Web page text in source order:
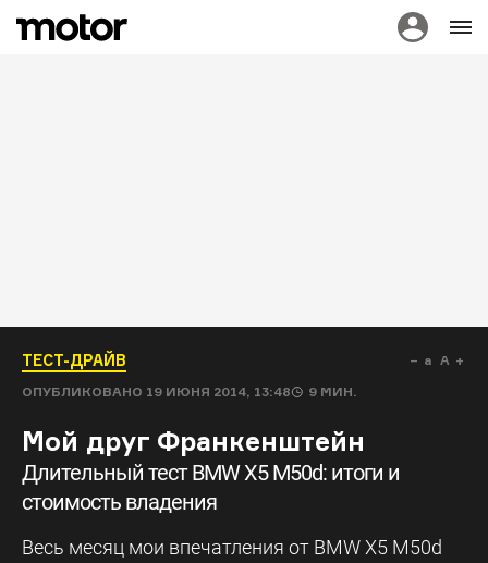
ТЕСТ-ДРАЙВ
ОПУБЛИКОВАНО 19 ИЮНЯ 2014, 13:48 9 МИН.
a A
Мой друг Франкенштейн
Длительный тест BMW X5 M50d: итоги и
стоимость владения
Весь месяц мои впечатления от BMW X5 M50d